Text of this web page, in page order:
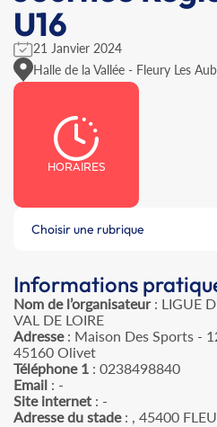
U16
21 Janvier 2024
Halle de la Vallée - Fleury Les
HORAIRES
Choisir une rubrique
Informations
Nom de l’organisateur: LIGUE
VAL DE LOIRE
Adresse: Maison Des Sports -
45160 Olivet
Téléphone 1 : 0238498840
Email : -
Site internet : -
Adresse du stade: , 45400